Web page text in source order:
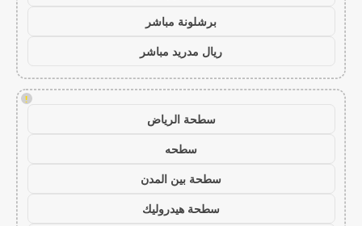
برشلونة مباشر
ريال مدريد مباشر
!
سطحة الرياض
سطحه
سطحة بين المدن
سطحة هيدروليك